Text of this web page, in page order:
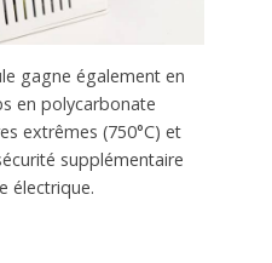
gagne également en
en polycarbonate
extrêmes (750°C) et
supplémentaire
électrique.